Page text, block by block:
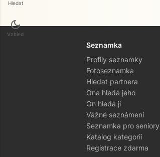
Hledat
dark_mode
Vzhled
Seznamka
Profily seznamky
Fotoseznamka
Hledat partnera
Ona hledá jeho
On hledá ji
Vážné seznámení
Seznamka pro seniory
Katalog kategorií
Registrace zdarma